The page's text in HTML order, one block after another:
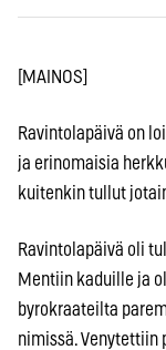
[MAINOS]
Ravintolapäivä on
ja erinomaisia
kuitenkin tullut
Ravintolapäivä oli
Mentiin kaduille ja
byrokraateilta
nimissä. Venytettiin